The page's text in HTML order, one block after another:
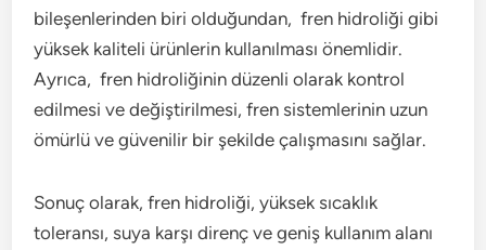
bileşenlerinden biri olduğundan, fren hidroliği gibi
yüksek kaliteli ürünlerin kullanılması önemlidir.
Ayrıca, fren hidroliğinin düzenli olarak kontrol
edilmesi ve değiştirilmesi, fren sistemlerinin uzun
ömürlü ve güvenilir bir şekilde çalışmasını sağlar.
Sonuç olarak, fren hidroliği, yüksek sıcaklık
toleransı, suya karşı direnç ve geniş kullanım alanı